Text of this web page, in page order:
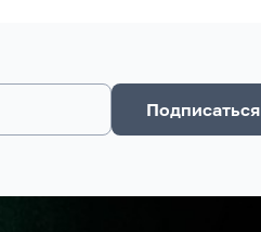
Подписаться